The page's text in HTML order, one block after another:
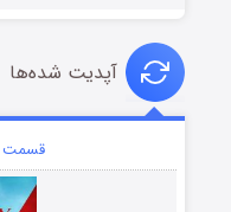
آپدیت شده‌ها
قسمت